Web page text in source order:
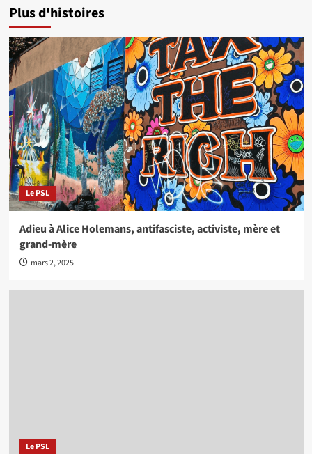
Plus d'histoires
Le PSL
Adieu à Alice Holemans, antifasciste, activiste, mère et
grand-mère
mars 2, 2025
Le PSL